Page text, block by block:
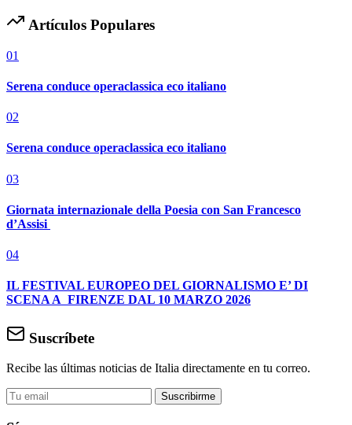
Artículos Populares
01
Serena conduce operaclassica eco italiano
02
Serena conduce operaclassica eco italiano
03
Giornata internazionale della Poesia con San Francesco
d’Assisi
04
IL FESTIVAL EUROPEO DEL GIORNALISMO E’ DI
SCENA A FIRENZE DAL 10 MARZO 2026
Suscríbete
Recibe las últimas noticias de Italia directamente en tu correo.
Suscribirme